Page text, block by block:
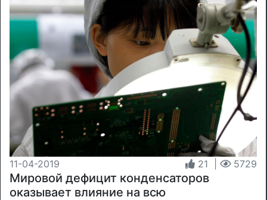
11-04-2019 21 5729
Мировой дефицит конденсаторов
оказывает влияние на всю